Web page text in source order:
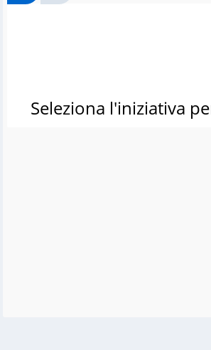
Seleziona l'iniziativa